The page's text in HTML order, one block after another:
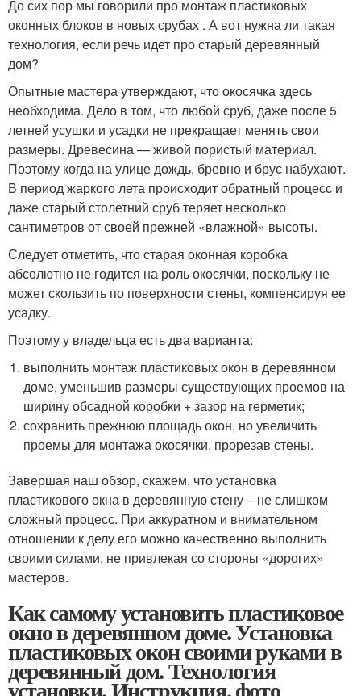
До сих пор мы говорили про монтаж пластиковых
оконных блоков в новых срубах . А вот нужна ли такая
технология, если речь идет про старый деревянный
дом?
Опытные мастера утверждают, что окосячка здесь
необходима. Дело в том, что любой сруб, даже после 5
летней усушки и усадки не прекращает менять свои
размеры. Древесина — живой пористый материал.
Поэтому когда на улице дождь, бревно и брус набухают.
В период жаркого лета происходит обратный процесс и
даже старый столетний сруб теряет несколько
сантиметров от своей прежней «влажной» высоты.
Следует отметить, что старая оконная коробка
абсолютно не годится на роль окосячки, поскольку не
может скользить по поверхности стены, компенсируя ее
усадку.
Поэтому у владельца есть два варианта:
выполнить монтаж пластиковых окон в деревянном
доме, уменьшив размеры существующих проемов на
ширину обсадной коробки + зазор на герметик;
сохранить прежнюю площадь окон, но увеличить
проемы для монтажа окосячки, прорезав стены.
Завершая наш обзор, скажем, что установка
пластикового окна в деревянную стену – не слишком
сложный процесс. При аккуратном и внимательном
отношении к делу его можно качественно выполнить
своими силами, не привлекая со стороны «дорогих»
мастеров.
Как самому установить пластиковое
окно в деревянном доме. Установка
пластиковых окон своими руками в
деревянный дом. Технология